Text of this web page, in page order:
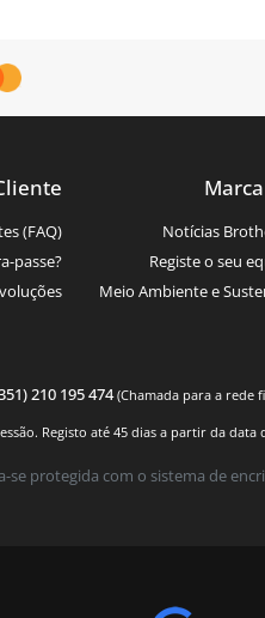
(FAQ)
passe?
Notícias
Registe o seu
Meio Ambiente e
210 195 474(Chamada para a rede
Registo até 45 dias a partir da data
protegida com o sistema de